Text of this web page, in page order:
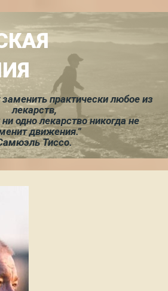
практически любое из
лекарств,
одно лекарство никогда не
движения."
Тиссо.